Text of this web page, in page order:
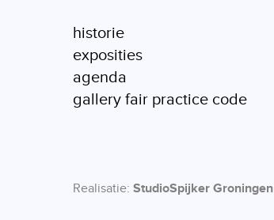
historie
exposities
agenda
gallery fair practice code
Realisatie: StudioSpijker Groningen